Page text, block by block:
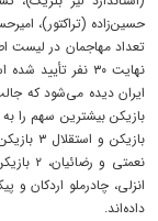
حسین‌زاده (تراکتور)،
نعمتی
انزلی، چادرملو اردکان
داده‌اند.